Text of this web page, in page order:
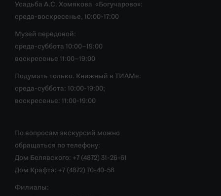
Усадьба А.С. Хомякова «Богучарово»:
среда-воскресенье, 10:00-17:00
Музей передовой:
среда-суббота 10:00–19:00
воскресенье 11:00–19:00
Подумать только. Книжный в ТИАМе:
среда-суббота: 10:00-19:00;
воскресенье: 11:00-19:00
По вопросам экскурсий можно
обращаться по телефону:
Дом Белявского: +7 (4872) 31-26-61
Дом Крафта: +7 (4872) 70-40-58
Филиалы: